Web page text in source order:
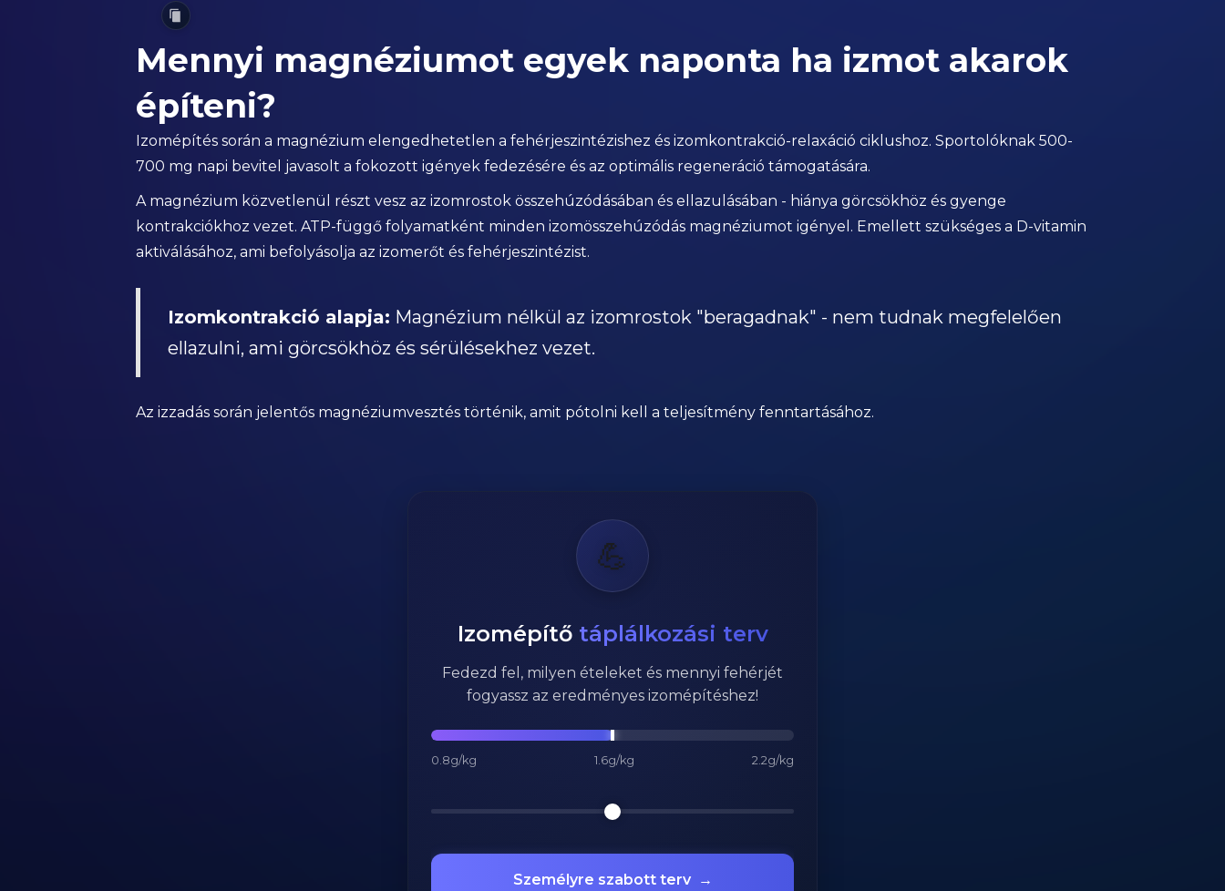
Mennyi magnéziumot egyek naponta ha izmot akarok
építeni?
Izomépítés során a magnézium elengedhetetlen a fehérjeszintézishez és izomkontrakció-relaxáció ciklushoz. Sportolóknak 500-
700 mg napi bevitel javasolt a fokozott igények fedezésére és az optimális regeneráció támogatására.
A magnézium közvetlenül részt vesz az izomrostok összehúzódásában és ellazulásában - hiánya görcsökhöz és gyenge
kontrakciókhoz vezet. ATP-függő folyamatként minden izomösszehúzódás magnéziumot igényel. Emellett szükséges a D-vitamin
aktiválásához, ami befolyásolja az izomerőt és fehérjeszintézist.
Izomkontrakció alapja: Magnézium nélkül az izomrostok "beragadnak" - nem tudnak megfelelően
ellazulni, ami görcsökhöz és sérülésekhez vezet.
Az izzadás során jelentős magnéziumvesztés történik, amit pótolni kell a teljesítmény fenntartásához.
💪
Izomépítő táplálkozási terv
Fedezd fel, milyen ételeket és mennyi fehérjét
fogyassz az eredményes izomépítéshez!
0.8g/kg 1.6g/kg 2.2g/kg
Személyre szabott terv →